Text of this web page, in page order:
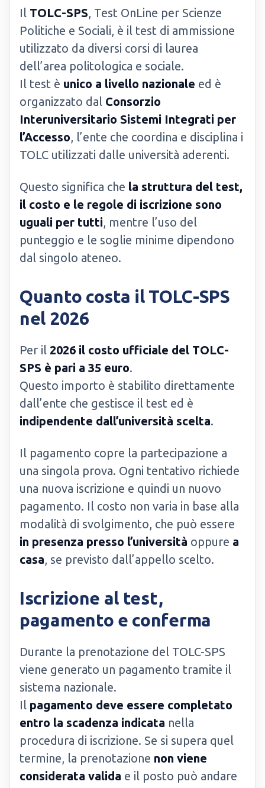
Il TOLC-SPS, Test OnLine per Scienze
Politiche e Sociali, è il test di ammissione
utilizzato da diversi corsi di laurea
dell’area politologica e sociale.
Il test è unico a livello nazionale ed è
organizzato dal Consorzio
Interuniversitario Sistemi Integrati per
l’Accesso, l’ente che coordina e disciplina i
TOLC utilizzati dalle università aderenti.
Questo significa che la struttura del test,
il costo e le regole di iscrizione sono
uguali per tutti, mentre l’uso del
punteggio e le soglie minime dipendono
dal singolo ateneo.
Quanto costa il TOLC-SPS
nel 2026
Per il 2026 il costo ufficiale del TOLC-
SPS è pari a 35 euro.
Questo importo è stabilito direttamente
dall’ente che gestisce il test ed è
indipendente dall’università scelta.
Il pagamento copre la partecipazione a
una singola prova. Ogni tentativo richiede
una nuova iscrizione e quindi un nuovo
pagamento. Il costo non varia in base alla
modalità di svolgimento, che può essere
in presenza presso l’università oppure a
casa, se previsto dall’appello scelto.
Iscrizione al test,
pagamento e conferma
Durante la prenotazione del TOLC-SPS
viene generato un pagamento tramite il
sistema nazionale.
Il pagamento deve essere completato
entro la scadenza indicata nella
procedura di iscrizione. Se si supera quel
termine, la prenotazione non viene
considerata valida e il posto può andare